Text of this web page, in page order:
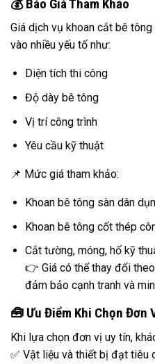
💰 Báo Giá Tham Khảo
Giá dịch vụ khoan cắt bê
vào nhiều yếu tố như:
Diện tích thi công
Độ dày bê tông
Vị trí công trình
Yêu cầu kỹ thuật
📌 Mức giá tham khảo:
Khoan bê tông sàn dân
Khoan bê tông cốt thép
Cắt tường, móng, hố kỹ
👉 Giá có thể thay đổi
đảm bảo cạnh tranh và
🧰 Ưu Điểm Khi Chọn Đơn
Khi lựa chọn đơn vị uy tín,
✅ Vật liệu và thiết bị đạt tiêu